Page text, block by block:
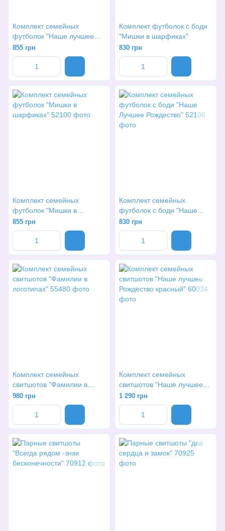
Комплект семейных
футболок "Наше лучшее
Рождество"
855 грн
Комплект футболок с боди
"Мишки в шарфиках"
830 грн
Комплект семейных
футболок "Мишки в
шарфиках"
855 грн
Комплект семейных
футболок с боди "Наше
Лучшее Рождество"
830 грн
Комплект семейных
свитшотов "Фамилии в
логотипах"
980 грн
Комплект семейных
свитшотов "Наше лучшее
Рождество красный"
1 290 грн